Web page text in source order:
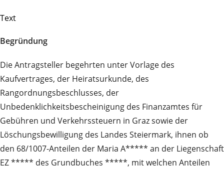
Text
Begründung
Die Antragsteller begehrten unter Vorlage des
Kaufvertrages, der Heiratsurkunde, des
Rangordnungsbeschlusses, der
Unbedenklichkeitsbescheinigung des Finanzamtes für
Gebühren und Verkehrssteuern in Graz sowie der
Löschungsbewilligung des Landes Steiermark, ihnen ob
den 68/1007-Anteilen der Maria A***** an der Liegenschaft
EZ ***** des Grundbuches *****, mit welchen Anteilen